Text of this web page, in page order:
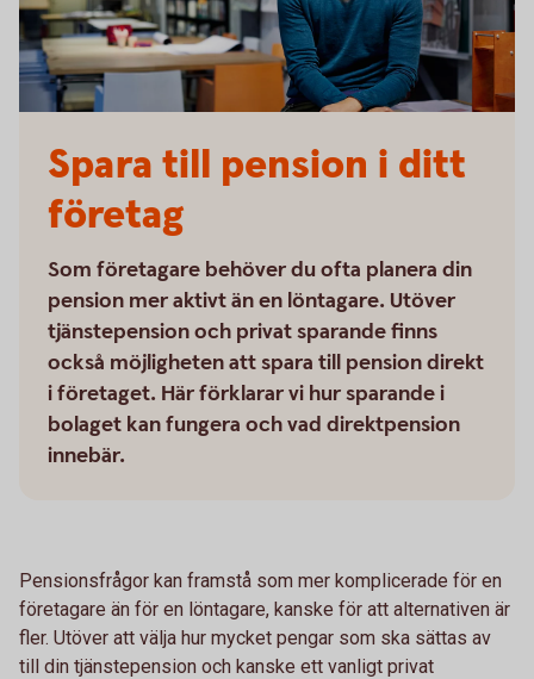
Spara till pension i ditt
företag
Som företagare behöver du ofta planera din
pension mer aktivt än en löntagare. Utöver
tjänstepension och privat sparande finns
också möjligheten att spara till pension direkt
i företaget. Här förklarar vi hur sparande i
bolaget kan fungera och vad direktpension
innebär.
Pensionsfrågor kan framstå som mer komplicerade för en
företagare än för en löntagare, kanske för att alternativen är
fler. Utöver att välja hur mycket pengar som ska sättas av
till din tjänstepension och kanske ett vanligt privat